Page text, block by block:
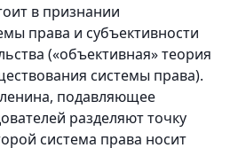
в признании
права и субъективности
(«объективная» теория
системы права).
подавляющее
разделяют точку
система права носит